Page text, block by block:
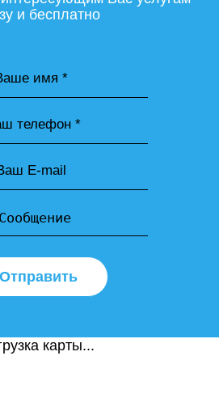
и бесплатно
Отправить
карты...